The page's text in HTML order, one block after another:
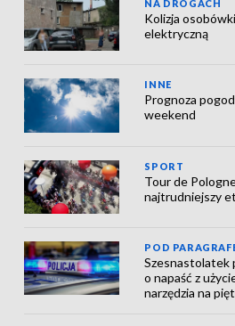
NA DROGACH
Kolizja
elektryczną
INNE
Prognoza
weekend
SPORT
Tour de
najtrudniejszy
POD
Szesnastolatek
o napaść z
narzędzia na